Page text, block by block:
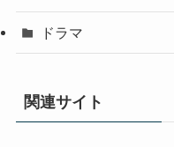
ドラマ
関連サイト